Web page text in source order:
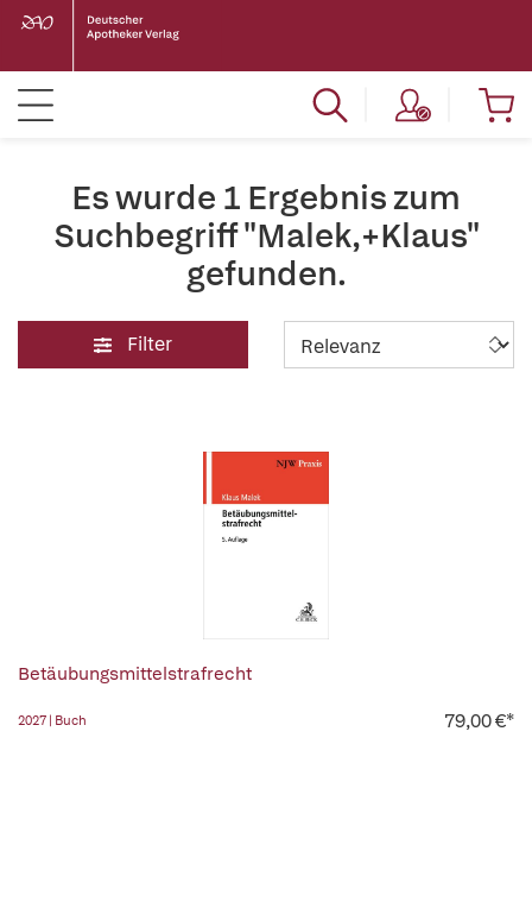
Es wurde 1 Ergebnis zum
Suchbegriff "Malek,+Klaus"
gefunden.
Filter
Betäubungsmittelstrafrecht
2027 | Buch 79,00 €*